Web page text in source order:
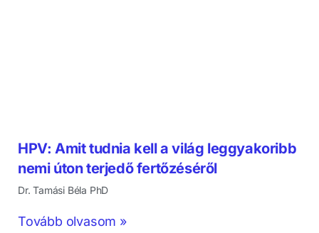
HPV: Amit tudnia kell a világ leggyakoribb
nemi úton terjedő fertőzéséről
Dr. Tamási Béla PhD
Tovább olvasom »